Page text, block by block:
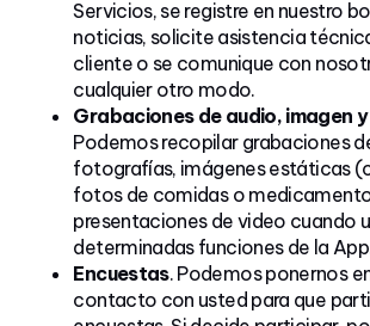
Servicios, se registre en nuestro
noticias, solicite asistencia
cliente o se comunique con
cualquier otro modo.
Grabaciones de audio, imagen
Podemos recopilar grabaciones
fotografías, imágenes estáticas
fotos de comidas o
presentaciones de video cuando
determinadas funciones de la
Encuestas. Podemos ponernos
contacto con usted para que